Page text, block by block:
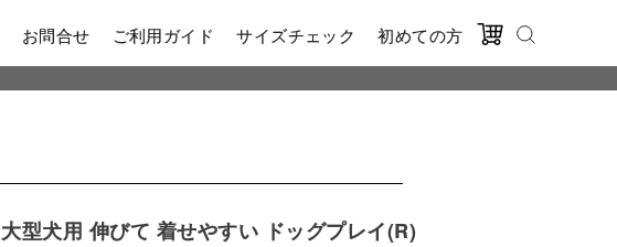
お問合せ ご利用ガイド サイズチェック 初めての方
大型犬用 伸びて 着せやすい ドッグプレイ(R)